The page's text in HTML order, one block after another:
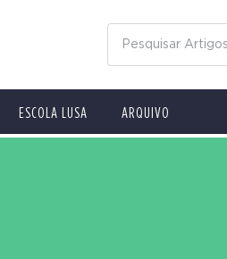
ESCOLA LUSA ARQUIVO